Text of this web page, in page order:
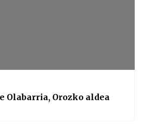
Olabarria, Orozko aldea